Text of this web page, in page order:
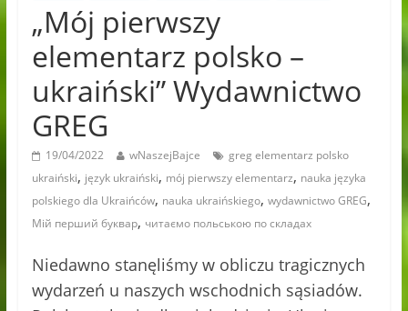
„Mój pierwszy
elementarz polsko –
ukraiński” Wydawnictwo
GREG
19/04/2022 wNaszejBajce
greg elementarz polsko
ukraiński, język ukraiński, mój pierwszy elementarz, nauka języka
polskiego dla Ukraińców, nauka ukraińskiego, wydawnictwo GREG,
Мій перший буквар, читаємо польською по складах
Niedawno stanęliśmy w obliczu tragicznych
wydarzeń u naszych wschodnich sąsiadów.